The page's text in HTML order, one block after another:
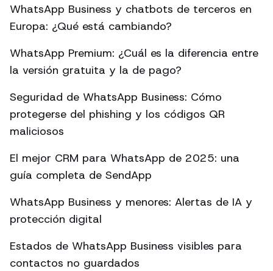
WhatsApp Business y chatbots de terceros en
Europa: ¿Qué está cambiando?
WhatsApp Premium: ¿Cuál es la diferencia entre
la versión gratuita y la de pago?
Seguridad de WhatsApp Business: Cómo
protegerse del phishing y los códigos QR
maliciosos
El mejor CRM para WhatsApp de 2025: una
guía completa de SendApp
WhatsApp Business y menores: Alertas de IA y
protección digital
Estados de WhatsApp Business visibles para
contactos no guardados